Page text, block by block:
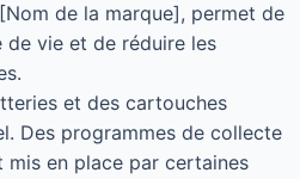
de la marque], permet de
de vie et de réduire les
et des cartouches
Des programmes de collecte
en place par certaines